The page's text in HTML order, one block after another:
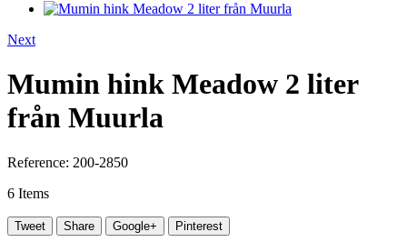
Next
Mumin hink Meadow 2 liter
från Muurla
Reference: 200-2850
6 Items
Tweet Share Google+ Pinterest